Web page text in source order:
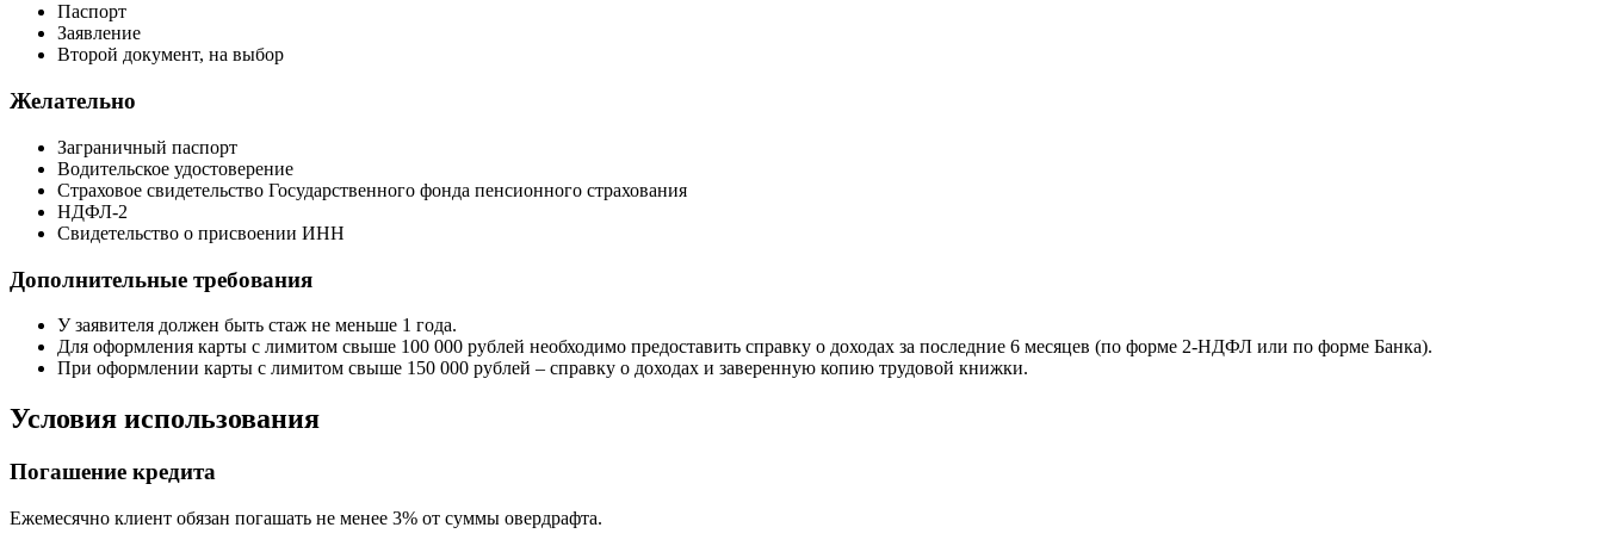
Паспорт
Заявление
Второй документ, на выбор
Желательно
Заграничный паспорт
Водительское удостоверение
Страховое свидетельство Государственного фонда пенсионного страхования
НДФЛ-2
Свидетельство о присвоении ИНН
Дополнительные требования
У заявителя должен быть стаж не меньше 1 года.
Для оформления карты с лимитом свыше 100 000 рублей необходимо предоставить справку о доходах за последние 6 месяцев (по форме 2-НДФЛ или по форме Банка).
При оформлении карты с лимитом свыше 150 000 рублей – справку о доходах и заверенную копию трудовой книжки.
Условия использования
Погашение кредита
Ежемесячно клиент обязан погашать не менее 3% от суммы овердрафта.